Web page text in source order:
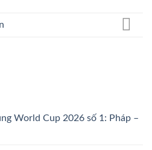
World Cup 2026 số 1: Pháp –